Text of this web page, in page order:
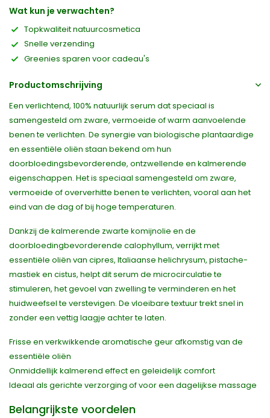
Wat kun je verwachten?
Topkwaliteit natuurcosmetica
Snelle verzending
Greenies sparen voor cadeau's
Productomschrijving
Een verlichtend, 100% natuurlijk serum dat speciaal is
samengesteld om zware, vermoeide of warm aanvoelende
benen te verlichten. De synergie van biologische plantaardige
en essentiële oliën staan bekend om hun
doorbloedingsbevorderende, ontzwellende en kalmerende
eigenschappen. Het is speciaal samengesteld om zware,
vermoeide of oververhitte benen te verlichten, vooral aan het
eind van de dag of bij hoge temperaturen.
Dankzij de kalmerende zwarte komijnolie en de
doorbloedingbevorderende calophyllum, verrijkt met
essentiële oliën van cipres, Italiaanse helichrysum, pistache-
mastiek en cistus, helpt dit serum de microcirculatie te
stimuleren, het gevoel van zwelling te verminderen en het
huidweefsel te verstevigen. De vloeibare textuur trekt snel in
zonder een vettig laagje achter te laten.
Frisse en verkwikkende aromatische geur afkomstig van de
essentiële oliën
Onmiddellijk kalmerend effect en geleidelijk comfort
Ideaal als gerichte verzorging of voor een dagelijkse massage
Belangrijkste voordelen